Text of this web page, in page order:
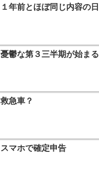
１年前とほぼ同じ内容の日
憂鬱な第３三半期が始まる
救急車？
スマホで確定申告